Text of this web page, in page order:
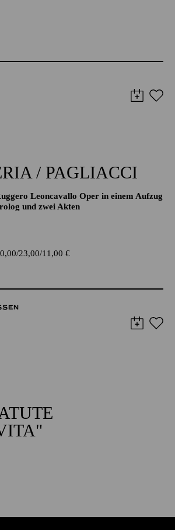
/ PAGLIACCI
Leoncavallo Oper in einem Aufzug
und zwei Akten
23,00 11,00 €